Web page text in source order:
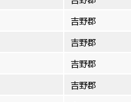
吉野郡
吉野郡
吉野郡
吉野郡